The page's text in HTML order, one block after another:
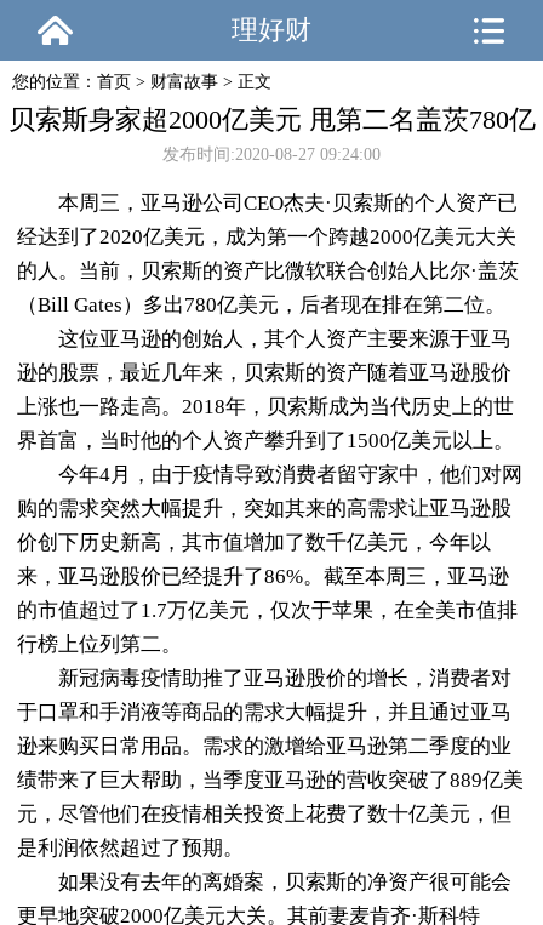
理好财
您的位置： 首页 > 财富故事 > 正文
贝索斯身家超2000亿美元 甩第二名盖茨780亿
发布时间:2020-08-27 09:24:00
本周三， 亚马逊公司CEO杰夫·贝索斯的个人资产已
经达到了2020亿美元，成为第一个跨越2000亿美元大关
的人。当前，贝索斯的资产比微软联合创始人比尔·盖茨
（Bill Gates）多出780亿美元，后者现在排在第二位。
这位亚马逊的创始人，其个人资产主要来源于亚马
逊的股票，最近几年来，贝索斯的资产随着亚马逊股价
上涨也一路走高。2018年，贝索斯成为当代历史上的世
界首富，当时他的个人资产攀升到了1500亿美元以上。
今年4月，由于疫情导致消费者留守家中，他们对网
购的需求突然大幅提升，突如其来的高需求让亚马逊股
价创下历史新高，其市值增加了数千亿美元，今年以
来，亚马逊股价已经提升了86%。截至本周三，亚马逊
的市值超过了1.7万亿美元，仅次于苹果 ，在全美市值排
行榜上位列第二。
新冠病毒疫情助推了亚马逊股价的增长，消费者对
于口罩和手消液等商品的需求大幅提升，并且通过亚马
逊来购买日常用品。需求的激增给亚马逊第二季度的业
绩带来了巨大帮助，当季度亚马逊的营收突破了889亿美
元，尽管他们在疫情相关投资上花费了数十亿美元，但
是利润依然超过了预期。
如果没有去年的离婚案，贝索斯的净资产很可能会
更早地突破2000亿美元大关。其前妻麦肯齐·斯科特